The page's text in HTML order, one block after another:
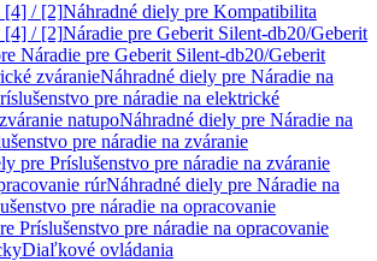
[4] / [2]Náhradné diely pre Kompatibilita
[4] / [2]Náradie pre Geberit Silent-db20/Geberit
Náradie pre Geberit Silent-db20/Geberit
zváranieNáhradné diely pre Náradie na
pre náradie na elektrické
natupoNáhradné diely pre Náradie na
pre náradie na zváranie
pre Príslušenstvo pre náradie na zváranie
rúrNáhradné diely pre Náradie na
pre náradie na opracovanie
Príslušenstvo pre náradie na opracovanie
Diaľkové ovládania